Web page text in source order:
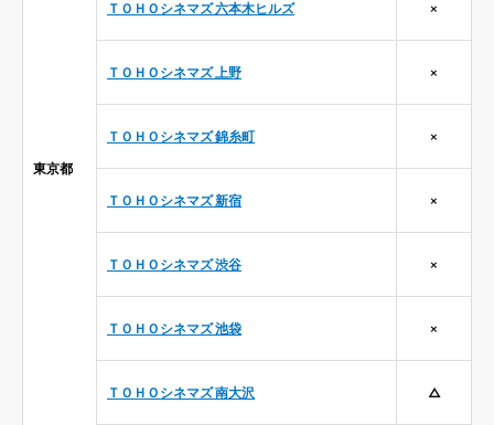
東京都
ＴＯＨＯシネマズ 六本木ヒルズ ×
ＴＯＨＯシネマズ 上野 ×
ＴＯＨＯシネマズ 錦糸町 ×
ＴＯＨＯシネマズ 新宿 ×
ＴＯＨＯシネマズ 渋谷 ×
ＴＯＨＯシネマズ 池袋 ×
ＴＯＨＯシネマズ 南大沢 △